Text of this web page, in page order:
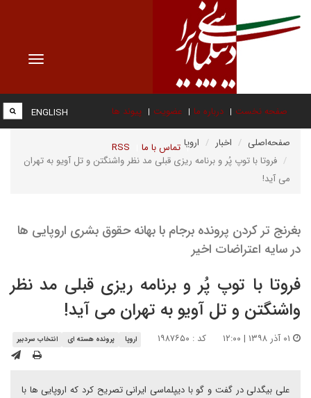
Toggle
صفحه نخست درباره ما عضویت پیوند ها
تماس با ما RSS
ENGLISH
صفحه‌اصلی اخبار
اروپا
فروتا با توپ پُر و برنامه ریزی قبلی مد نظر واشنگتن و تل آویو به تهران
می آید!
بغرنج تر کردن پرونده برجام با بهانه حقوق بشری اروپایی ها
در سایه اعتراضات اخیر
فروتا با توپ پُر و برنامه ریزی قبلی مد نظر
واشنگتن و تل آویو به تهران می آید!
کد : ۱۹۸۷۶۵۰ اروپا پرونده هسته ای انتخاب سردبیر
علی بیگدلی در گفت و گو با دیپلماسی ایرانی تصریح کرد که اروپایی ها با